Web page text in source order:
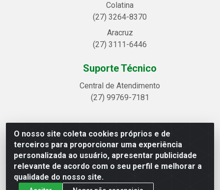
O nosso site coleta cookies próprios e de
terceiros para proporcionar uma experiência
personalizada ao usuário, apresentar publicidade
relevante de acordo com o seu perfil e melhorar a
qualidade do nosso site.
Colatina
(27) 3264-8370
Aracruz
(27) 3111-6446
Suporte Técnico
Central de Atendimento
(27) 99769-7181
Linhavix Distribuidora LTDA - Avenida Alegre, 2521 -
Quadra314 Lote 05 e 07 - Shell, Linhares/ES - CEP
29.901-605 - CNPJ 20.857.514/0001-75